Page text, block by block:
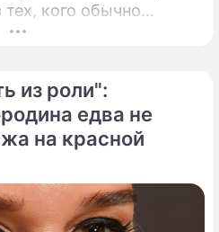
кого обычно
посторонних глаз.
с публикой
роскошного
из роли":
едва не
на красной